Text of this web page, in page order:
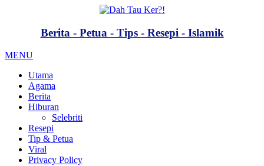
Berita - Petua - Tips - Resepi - Islamik
MENU
Utama
Agama
Berita
Hiburan
Selebriti
Resepi
Tip & Petua
Viral
Privacy Policy